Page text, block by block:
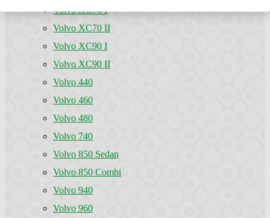
Volvo XC70 I
Volvo XC70 II
Volvo XC90 I
Volvo XC90 II
Volvo 440
Volvo 460
Volvo 480
Volvo 740
Volvo 850 Sedan
Volvo 850 Combi
Volvo 940
Volvo 960